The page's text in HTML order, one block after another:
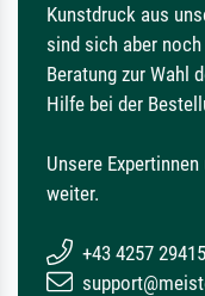
Kunstdruck aus
sind sich aber
Beratung zur Wahl
Hilfe bei der
Unsere
weiter.
+43 4257 29415